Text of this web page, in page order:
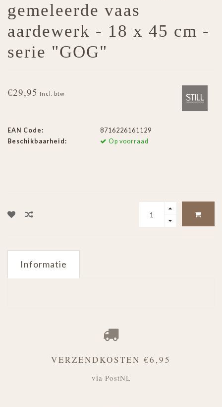
gemeleerde vaas
aardewerk - 18 x 45 cm -
serie "GOG"
€29,95 Incl. btw
EAN Code:
8716226161129
Beschikbaarheid:
Op voorraad
Informatie
VERZENDKOSTEN €6,95
via PostNL